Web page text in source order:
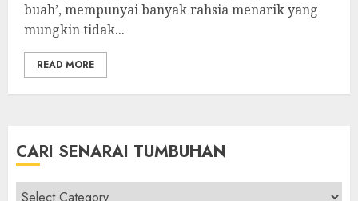
buah’, mempunyai banyak rahsia menarik yang
mungkin tidak...
READ MORE
CARI SENARAI TUMBUHAN
Cari